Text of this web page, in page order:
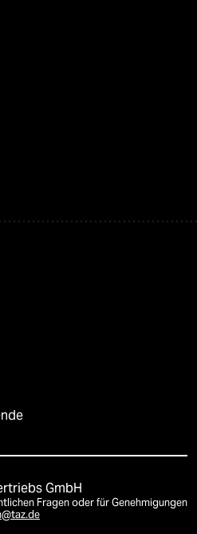
GmbH
Fragen oder für Genehmigungen